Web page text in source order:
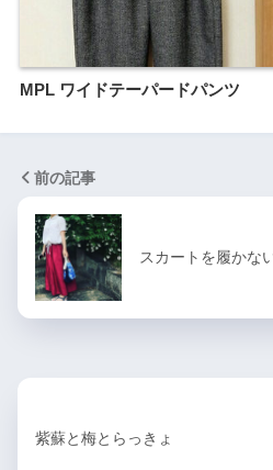
MPL ワイドテーパードパンツ
前の記事
スカートを履かな
紫蘇と梅とらっきょ